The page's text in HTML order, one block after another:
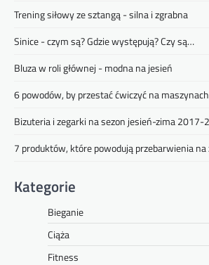
Trening siłowy ze sztangą - silna i zgrabna
Sinice - czym są? Gdzie występują? Czy są…
Bluza w roli głównej - modna na jesień
6 powodów, by przestać ćwiczyć na maszynach
Bizuteria i zegarki na sezon jesień-zima 2017-
7 produktów, które powodują przebarwienia na
Kategorie
Bieganie
Ciąża
Fitness